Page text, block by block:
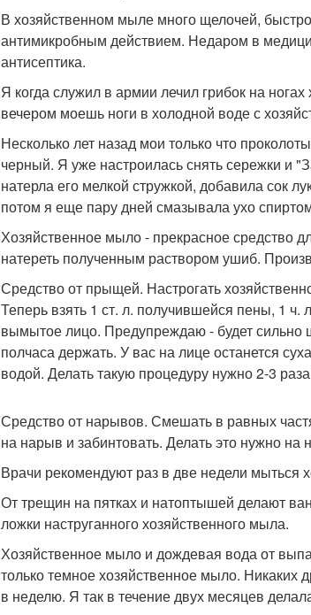
В хозяйственном мыле много щелочей,
антимикробным действием. Недаром в
антисептика.
Я когда служил в армии лечил грибок на
вечером моешь ноги в холодной воде с
Несколько лет назад мои только что
черный. Я уже настроилась снять сережки и
натерла его мелкой стружкой, добавила сок
потом я еще пару дней смазывала ухо
Хозяйственное мыло - прекрасное средство
натереть полученным раствором ушиб.
Средство от прыщей. Настрогать
Теперь взять 1 ст. л. получившейся пены, 1
вымытое лицо. Предупреждаю - будет сильно
полчаса держать. У вас на лице останется
водой. Делать такую процедуру нужно 2-3
Средство от нарывов. Смешать в равных
на нарыв и забинтовать. Делать это нужно на
Врачи рекомендуют раз в две недели мыться
От трещин на пятках и натоптышей делают
ложки наструганного хозяйственного мыла.
Хозяйственное мыло и дождевая вода от
только темное хозяйственное мыло. Никаких
в неделю. Я так в течение двух месяцев